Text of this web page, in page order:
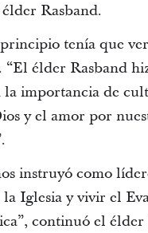
Rasband.
tenía que
“El élder Rasband
la importancia de
y el amor por
instruyó como
Iglesia y vivir el
continuó el